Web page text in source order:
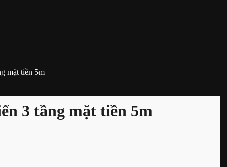
mặt tiền 5m
3 tầng mặt tiền 5m